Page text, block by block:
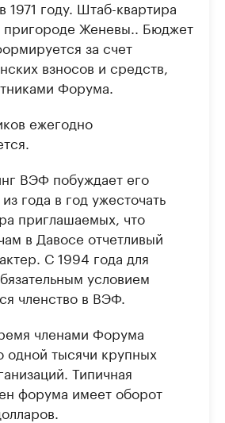
году. Штаб-квартира
пригороде Женевы.. Бюджет
за счет
взносов и средств,
Форума.
ежегодно
ВЭФ побуждает его
года в год ужесточать
приглашаемых, что
в Давосе отчетливый
С 1994 года для
условием
членство в ВЭФ.
членами Форума
одной тысячи крупных
Типичная
форума имеет оборот